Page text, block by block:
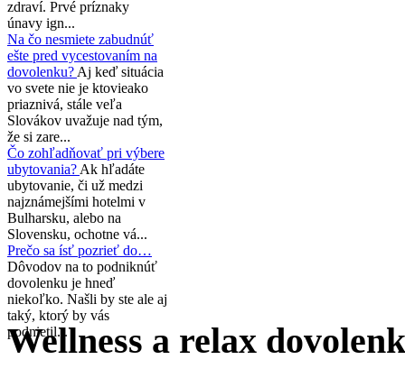
zdraví. Prvé príznaky
únavy ign...
Na čo nesmiete zabudnúť
ešte pred vycestovaním na
dovolenku? Aj keď situácia
vo svete nie je ktovieako
priaznivá, stále veľa
Slovákov uvažuje nad tým,
že si zare...
Čo zohľadňovať pri výbere
ubytovania? Ak hľadáte
ubytovanie, či už medzi
najznámejšími hotelmi v
Bulharsku, alebo na
Slovensku, ochotne vá...
Prečo sa ísť pozrieť do…
Dôvodov na to podniknúť
dovolenku je hneď
niekoľko. Našli by ste ale aj
taký, ktorý by vás
podnietil...
Wellness a relax